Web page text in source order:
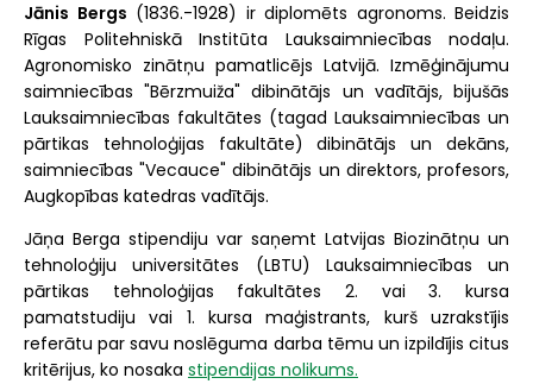
Jānis Bergs (1836.-1928) ir diplomēts agronoms. Beidzis
Rīgas Politehniskā Institūta Lauksaimniecības nodaļu.
Agronomisko zinātņu pamatlicējs Latvijā. Izmēģinājumu
saimniecības "Bērzmuiža" dibinātājs un vadītājs, bijušās
Lauksaimniecības fakultātes (tagad Lauksaimniecības un
pārtikas tehnoloģijas fakultāte) dibinātājs un dekāns,
saimniecības "Vecauce" dibinātājs un direktors, profesors,
Augkopības katedras vadītājs.
Jāņa Berga stipendiju var saņemt Latvijas Biozinātņu un
tehnoloģiju universitātes (LBTU) Lauksaimniecības un
pārtikas tehnoloģijas fakultātes 2. vai 3. kursa
pamatstudiju vai 1. kursa maģistrants, kurš uzrakstījis
referātu par savu noslēguma darba tēmu un izpildījis citus
kritērijus, ko nosaka stipendijas nolikums.